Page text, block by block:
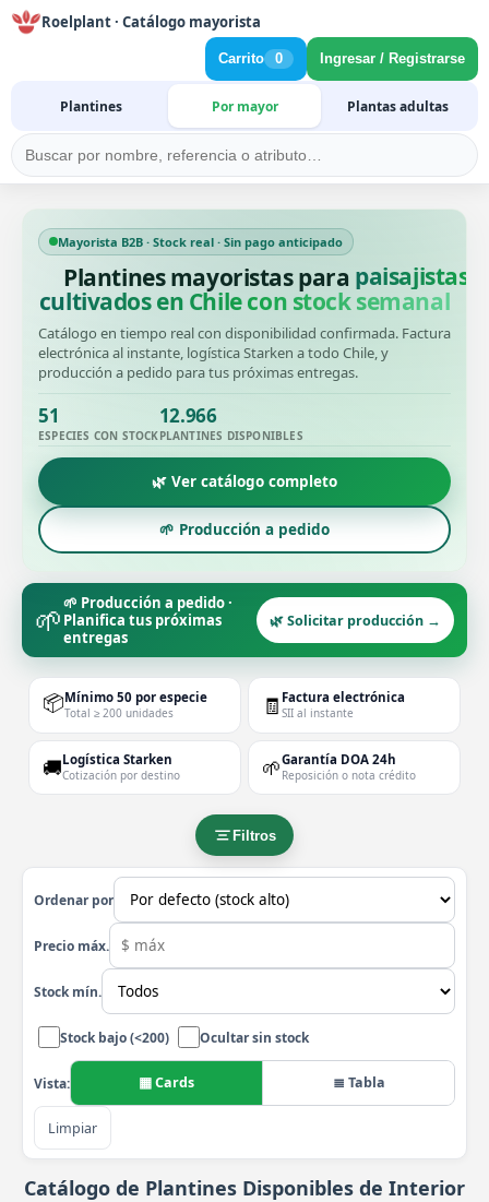
Roelplant · Catálogo mayorista
Plantines Por mayor Plantas adultas
Carrito 0 Ingresar / Registrarse
Mayorista B2B · Stock real · Sin pago anticipado
Plantines mayoristas para
cultivados en Chile con stock semanal
Catálogo en tiempo real con disponibilidad confirmada. Factura
electrónica al instante, logística Starken a todo Chile, y
producción a pedido para tus próximas entregas.
51
ESPECIES CON STOCK
12.966
PLANTINES DISPONIBLES
🌿 Ver catálogo completo
🌱 Producción a pedido
🌱🌱 Producción a pedido ·
Planifica tus próximas
entregas
🌿 Solicitar producción →
📦Mínimo 50 por especie
Total ≥ 200 unidades 🧾 Factura electrónica
SII al instante
🚚Logística Starken
Cotización por destino 🌱Garantía DOA 24h
Reposición o nota crédito
Filtros
Ordenar por
Precio máx.
Stock mín.
Stock bajo (<200) Ocultar sin stock
Vista: ▦ Cards ≣ Tabla
Limpiar
Catálogo de Plantines Disponibles de Interior